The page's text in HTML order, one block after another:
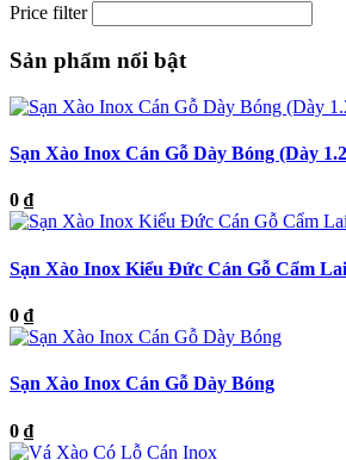
Price filter
Sản phẩm nổi bật
Sạn Xào Inox Cán Gỗ Dày Bóng (Dày
0 ₫
Sạn Xào Inox Kiểu Đức Cán Gỗ Cẩm Lai
0 ₫
Sạn Xào Inox Cán Gỗ Dày Bóng
0 ₫